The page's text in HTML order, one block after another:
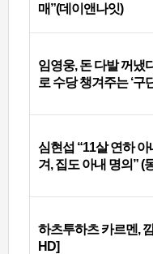
매”(데이앤나잇)
임영웅, 돈 다발 꺼
로 수당 챙겨주는 ‘구
심현섭 “11살 연하
겨, 집도 아내 명의” (
하츠투하츠 카르멘,
HD]